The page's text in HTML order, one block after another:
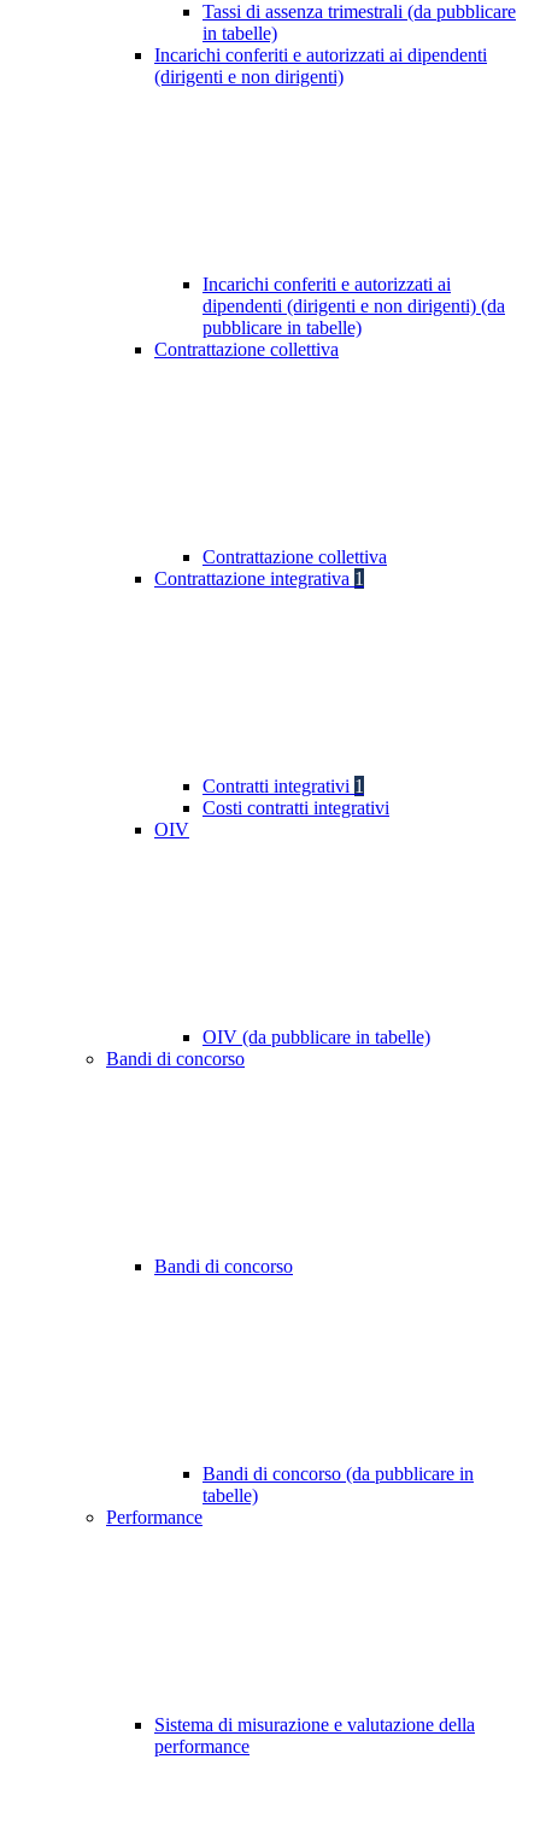
Tassi di assenza trimestrali (da pubblicare
in tabelle)
Incarichi conferiti e autorizzati ai dipendenti
(dirigenti e non dirigenti)
Incarichi conferiti e autorizzati ai
dipendenti (dirigenti e non dirigenti) (da
pubblicare in tabelle)
Contrattazione collettiva
Contrattazione collettiva
Contrattazione integrativa 1
Contratti integrativi 1
Costi contratti integrativi
OIV
OIV (da pubblicare in tabelle)
Bandi di concorso
Bandi di concorso
Bandi di concorso (da pubblicare in
tabelle)
Performance
Sistema di misurazione e valutazione della
performance